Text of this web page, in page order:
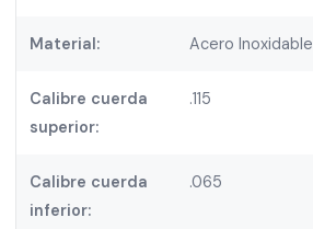
Material: Acero Inoxidable
Calibre cuerda
superior:
.115
Calibre cuerda
inferior:
.065